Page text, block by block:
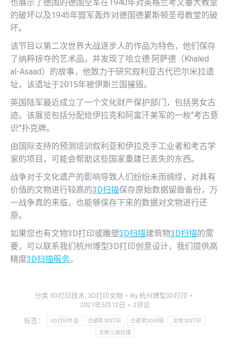
也展示了德国的德国空军在1940年对英格兰考文垂大教堂
的破坏以及1945年盟军轰炸对德国德累斯顿圣母教堂的破
坏。
该节目以第二次世界大战逐步人的作品为特色，他们保存
了纳粹掠夺的艺术品，并发现了哈立德·阿萨德（Khaled
al-Asaad）的故事，他致力于研究叙利亚古代巴尔米拉遗
址，该遗址于2015年被伊斯兰国摧毁。
英国陆军最近成立了一个文化财产保护部门，包括男女古
迹。该展览包括分配给伊拉克和阿富汗美军的一枚“考古意
识”扑克牌。
由国际支持的预测培训叙利亚和伊拉克手工业者和考古学
家的项目，可能会帮助这些国家重建已丢失的东西。
战争对于文化遗产的影响导致人们纷纷未雨绸缪，对具有
价值的文物进行较高的3D扫描保存原始数据留做备份，万
一战争真的来临，也能够保存下来的数据对文物进行还
原。
如果您也有文物3D打印或雕塑3D扫描建筑物3D扫描的需
要，可以联系我们杭州博型3D打印创意设计，我们提供高
精度3D扫描服务。
分类 3D打印技术, 3D打印文物 By杭州博型3D打印
2021年5月12日
2评论
标签： 3D打印作品 古建筑3D打印 古建筑3D扫描 文物3D打印
文物三维扫描